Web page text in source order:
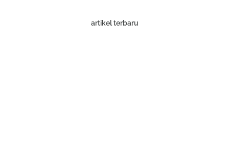
artikel terbaru